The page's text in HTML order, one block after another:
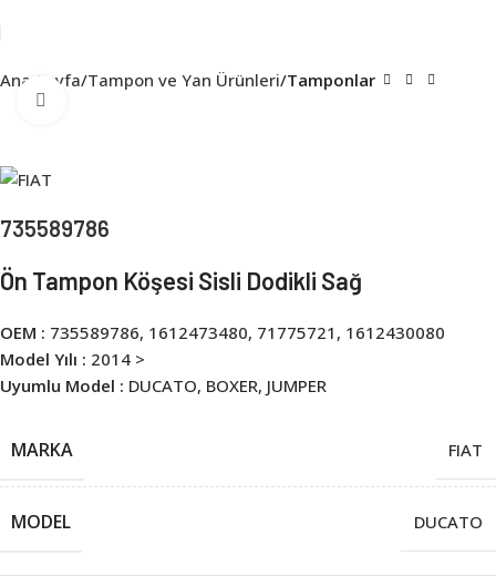
Ana Sayfa Tampon ve Yan Ürünleri Tamponlar
735589786
Ön Tampon Köşesi Sisli Dodikli Sağ
OEM : 735589786, 1612473480, 71775721, 1612430080
Model Yılı : 2014 >
Uyumlu Model : DUCATO, BOXER, JUMPER
MARKA FIAT
MODEL DUCATO